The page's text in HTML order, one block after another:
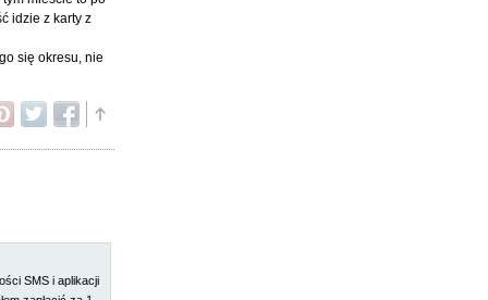
idzie z karty z
się okresu, nie
SMS i aplikacji